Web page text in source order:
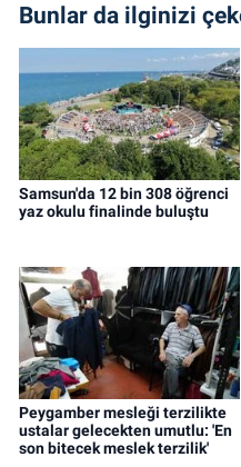
Bunlar da ilginizi
Samsun'da 12 bin 308 öğrenci
yaz okulu finalinde buluştu
Peygamber mesleği terzilikte
ustalar gelecekten umutlu: 'En
son bitecek meslek terzilik'